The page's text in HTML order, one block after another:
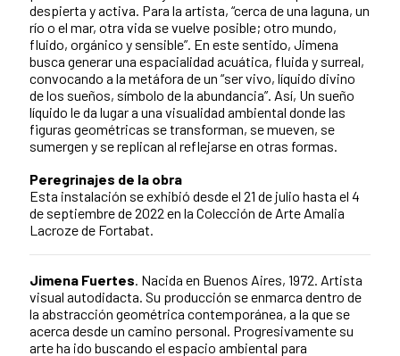
despierta y activa. Para la artista, “cerca de una laguna, un
río o el mar, otra vida se vuelve posible; otro mundo,
fluido, orgánico y sensible”. En este sentido, Jimena
busca generar una espacialidad acuática, fluida y surreal,
convocando a la metáfora de un “ser vivo, líquido divino
de los sueños, símbolo de la abundancia”. Así, Un sueño
líquido le da lugar a una visualidad ambiental donde las
figuras geométricas se transforman, se mueven, se
sumergen y se replican al reflejarse en otras formas.
Peregrinajes de la obra
Esta instalación se exhibió desde el 21 de julio hasta el 4
de septiembre de 2022 en la Colección de Arte Amalia
Lacroze de Fortabat.
Jimena Fuertes . Nacida en Buenos Aires, 1972. Artista
visual autodidacta. Su producción se enmarca dentro de
la abstracción geométrica contemporánea, a la que se
acerca desde un camino personal. Progresivamente su
arte ha ido buscando el espacio ambiental para